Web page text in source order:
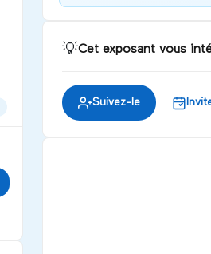
d'Agglomérations
💡Cet exposant vous
Suivez-le